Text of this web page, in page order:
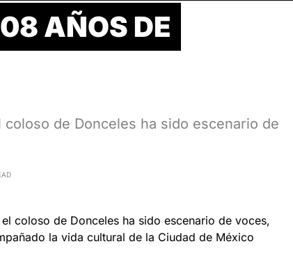
AÑOS DE
de Donceles ha sido escenario de
coloso de Donceles ha sido escenario de voces,
la vida cultural de la Ciudad de México